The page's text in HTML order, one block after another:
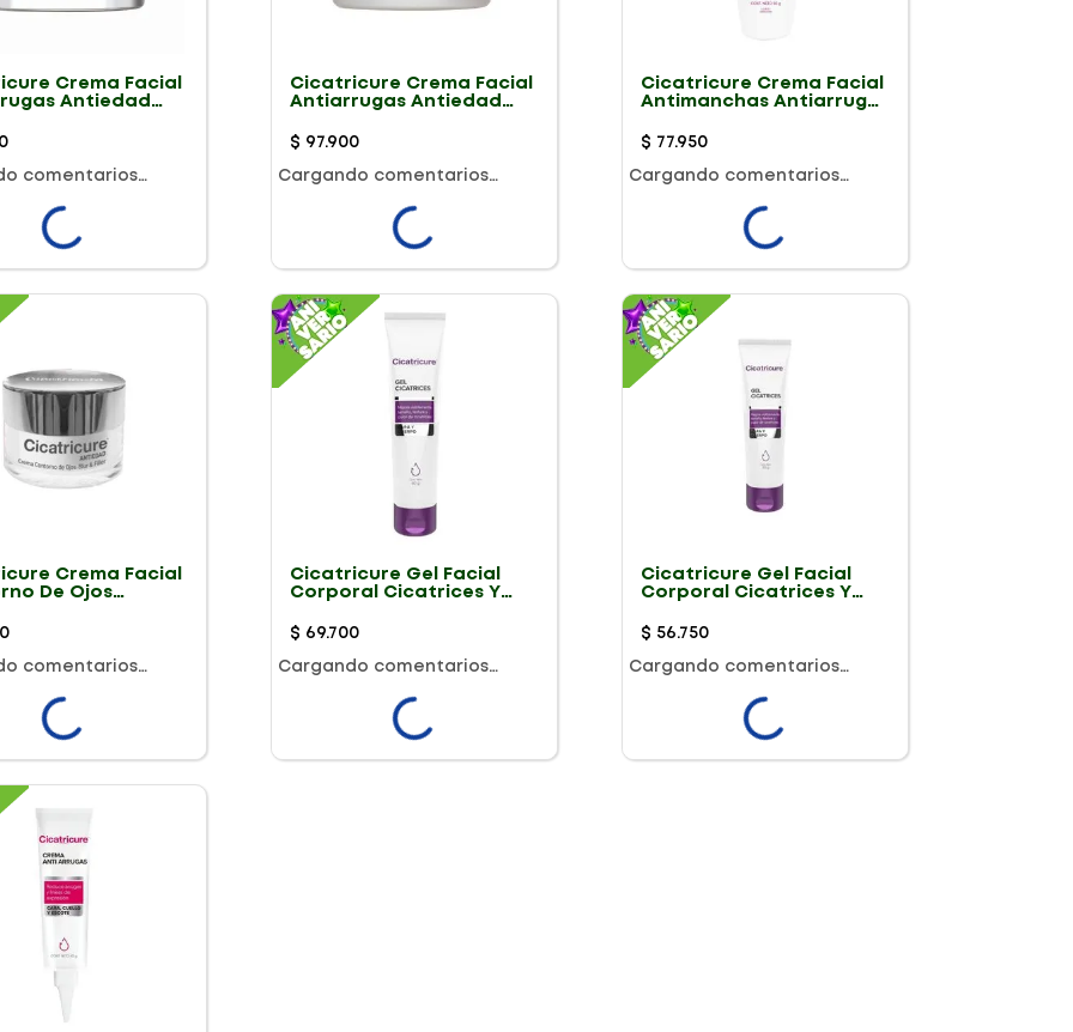
Crema Facial
Antiedad
comentarios…
Cicatricure Crema Facial
Antiarrugas Antiedad
$ 97.900
Cargando comentarios…
Cicatricure Crema Facial
Antimanchas Antiarrugas
$ 77.950
Cargando comentarios…
Crema Facial
De Ojos
15G
comentarios…
Cicatricure Gel Facial
Corporal Cicatrices Y
$ 69.700
Cargando comentarios…
Cicatricure Gel Facial
Corporal Cicatrices Y
$ 56.750
Cargando comentarios…